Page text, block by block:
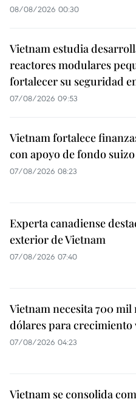
08/08/2026 00:30
Vietnam estudia
reactores modulares
fortalecer su seguridad
07/08/2026 09:53
Vietnam fortalece
con apoyo de fondo suizo
07/08/2026 08:23
Experta canadiense
exterior de Vietnam
07/08/2026 07:40
Vietnam necesita 700 mil
dólares para crecimiento
07/08/2026 04:23
Vietnam se consolida